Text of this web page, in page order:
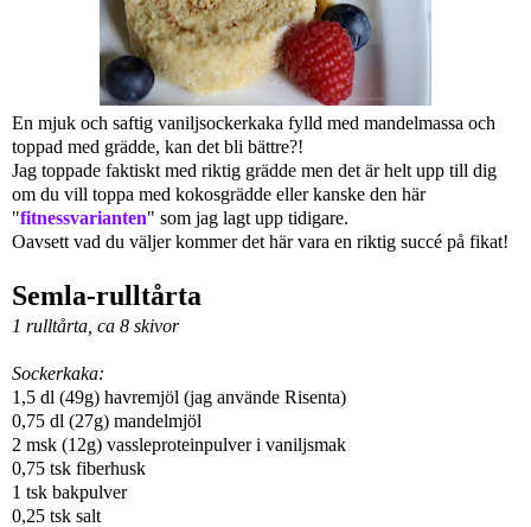
En mjuk och saftig vaniljsockerkaka fylld med mandelmassa och
toppad med grädde, kan det bli bättre?!
Jag toppade faktiskt med riktig grädde men det är helt upp till dig
om du vill toppa med kokosgrädde eller kanske den här
"fitnessvarianten" som jag lagt upp tidigare.
Oavsett vad du väljer kommer det här vara en riktig succé på fikat!
Semla-rulltårta
1 rulltårta, ca 8 skivor
Sockerkaka:
1,5 dl (49g) havremjöl (jag använde Risenta)
0,75 dl (27g) mandelmjöl
2 msk (12g) vassleproteinpulver i vaniljsmak
0,75 tsk fiberhusk
1 tsk bakpulver
0,25 tsk salt